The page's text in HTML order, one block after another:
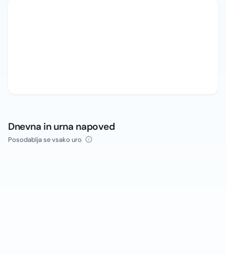
Dnevna in urna napoved
Posodablja se vsako uro